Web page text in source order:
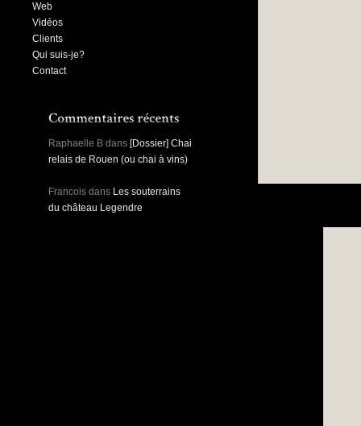
Web
Vidéos
Clients
Qui suis-je?
Contact
Raphaelle B dans [Dossier] Chai
relais de Rouen (ou chai à vins)
Francois dans Les souterrains
du château Legendre